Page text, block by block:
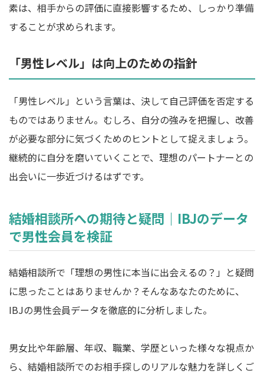
素は、相手からの評価に直接影響するため、しっかり準備
することが求められます。
「男性レベル」は向上のための指針
「男性レベル」という言葉は、決して自己評価を否定する
ものではありません。むしろ、自分の強みを把握し、改善
が必要な部分に気づくためのヒントとして捉えましょう。
継続的に自分を磨いていくことで、理想のパートナーとの
出会いに一歩近づけるはずです。
結婚相談所への期待と疑問｜IBJのデータ
で男性会員を検証
結婚相談所で「理想の男性に本当に出会えるの？」と疑問
に思ったことはありませんか？そんなあなたのために、
IBJの男性会員データを徹底的に分析しました。
男女比や年齢層、年収、職業、学歴といった様々な視点か
ら、結婚相談所でのお相手探しのリアルな魅力を詳しくご